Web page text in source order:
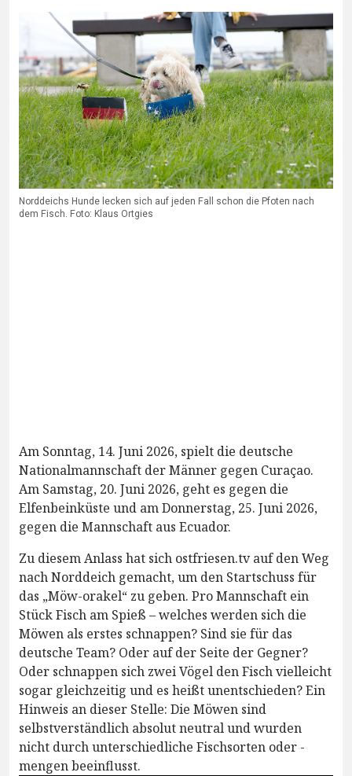
Norddeichs Hunde lecken sich auf jeden Fall schon die Pfoten nach
dem Fisch. Foto: Klaus Ortgies
Am Sonntag, 14. Juni 2026, spielt die deutsche
Nationalmannschaft der Männer gegen Curaçao.
Am Samstag, 20. Juni 2026, geht es gegen die
Elfenbeinküste und am Donnerstag, 25. Juni 2026,
gegen die Mannschaft aus Ecuador.
Zu diesem Anlass hat sich ostfriesen.tv auf den Weg
nach Norddeich gemacht, um den Startschuss für
das „Möw-orakel“ zu geben. Pro Mannschaft ein
Stück Fisch am Spieß – welches werden sich die
Möwen als erstes schnappen? Sind sie für das
deutsche Team? Oder auf der Seite der Gegner?
Oder schnappen sich zwei Vögel den Fisch vielleicht
sogar gleichzeitig und es heißt unentschieden? Ein
Hinweis an dieser Stelle: Die Möwen sind
selbstverständlich absolut neutral und wurden
nicht durch unterschiedliche Fischsorten oder -
mengen beeinflusst.